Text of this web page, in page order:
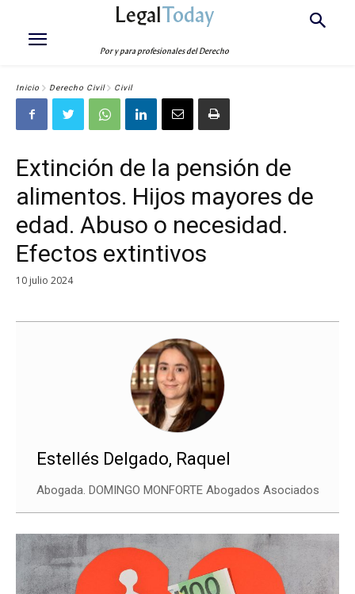
LegalToday
Por y para profesionales del Derecho
Inicio Derecho Civil Civil
Extinción de la pensión de
alimentos. Hijos mayores de
edad. Abuso o necesidad.
Efectos extintivos
10 julio 2024
Estellés Delgado, Raquel
Abogada. DOMINGO MONFORTE Abogados Asociados